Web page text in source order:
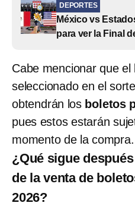
DEPORTES
México vs
para ver la Final
Cabe mencionar que
seleccionado en el
obtendrán los boletos
pues estos estarán
momento de la compra.
¿Qué sigue
de la venta de
2026?